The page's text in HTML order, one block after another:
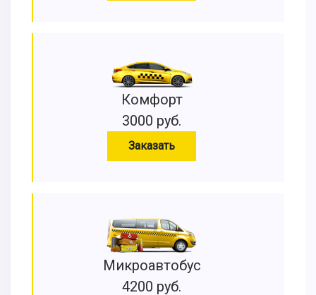
Комфорт
3000 руб.
Заказать
Микроавтобус
4200 руб.